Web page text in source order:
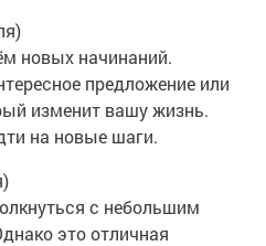
новых начинаний.
предложение или
изменит вашу жизнь.
на новые шаги.
с небольшим
это отличная